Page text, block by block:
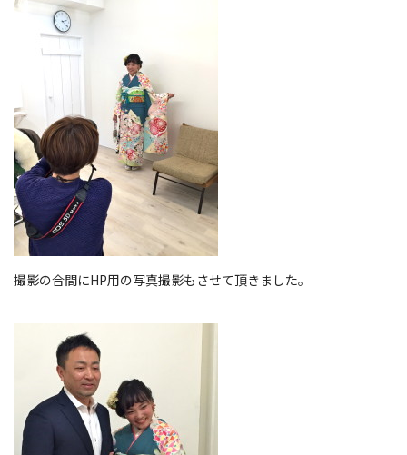
撮影の合間にHP用の写真撮影もさせて頂きました。